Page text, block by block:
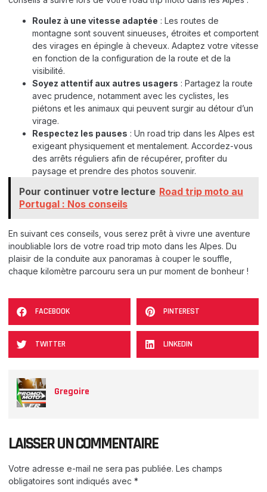
Roulez à une vitesse adaptée : Les routes de
montagne sont souvent sinueuses, étroites et comportent
des virages en épingle à cheveux. Adaptez votre vitesse
en fonction de la configuration de la route et de la
visibilité.
Soyez attentif aux autres usagers : Partagez la route
avec prudence, notamment avec les cyclistes, les
piétons et les animaux qui peuvent surgir au détour d’un
virage.
Respectez les pauses : Un road trip dans les Alpes est
exigeant physiquement et mentalement. Accordez-vous
des arrêts réguliers afin de récupérer, profiter du
paysage et prendre des photos souvenir.
Pour continuer votre lecture Road trip moto au
Portugal : Nos conseils
En suivant ces conseils, vous serez prêt à vivre une aventure
inoubliable lors de votre road trip moto dans les Alpes. Du
plaisir de la conduite aux panoramas à couper le souffle,
chaque kilomètre parcouru sera un pur moment de bonheur !
FACEBOOK PINTEREST
TWITTER LINKEDIN
Gregoire
LAISSER UN COMMENTAIRE
Votre adresse e-mail ne sera pas publiée. Les champs
obligatoires sont indiqués avec *